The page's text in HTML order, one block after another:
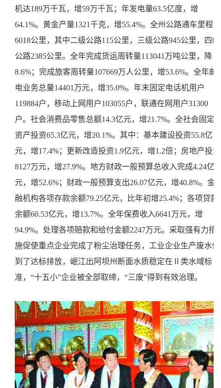
机达189万千瓦，增59万千瓦；年发电量63.5亿度，增
64.1%。黄金产量1321千克，增55.4%。全州公路通车里程
6018公里，其中二级公路115公里，三级公路945公里，四级
公路2385公里。全年完成货运周转量113041万吨公里，降
8.6%；完成旅客周转量107669万人公里，增53.6%。全年邮
电业务总量14401万元，增35.0%。年末固定电话机用户
119884户，移动上网用户103055户，联通在网用户31300
户。社会消费品零售总额14.3亿元，增21.7%。全社会固定
资产投资65.3亿元，增20.1%。其中：基本建设投资55.8亿
元，增17.4%；更新改造投资1.9亿元，增1.2倍；房地产投资
8127万元，增27.9%。地方财政一般预算总收入完成4.24亿
元，增52.6%；财政一般预算支出26.07亿元，增40.8%。金
融机构各项存款余额79.25亿元，比年初增25.4%；各项贷款
余额60.53亿元，增13.7%。全年保费收入6641万元，增
94.9%。处理各项赔款和给付金额2247万元。采取强有力措
施促使重点企业完成了粉尘治理任务，工业企业生产废水做
到了达标排放，岷江出阿坝州断面水质稳定在Ⅱ类水域标
准，“十五小”企业被全部取缔，“三废”得到有效治理。